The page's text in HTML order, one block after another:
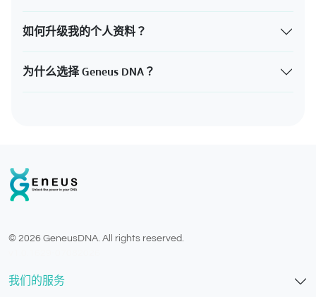
如何升级我的个人资料？
为什么选择 Geneus DNA？
© 2026 GeneusDNA. All rights reserved.
我们的服务